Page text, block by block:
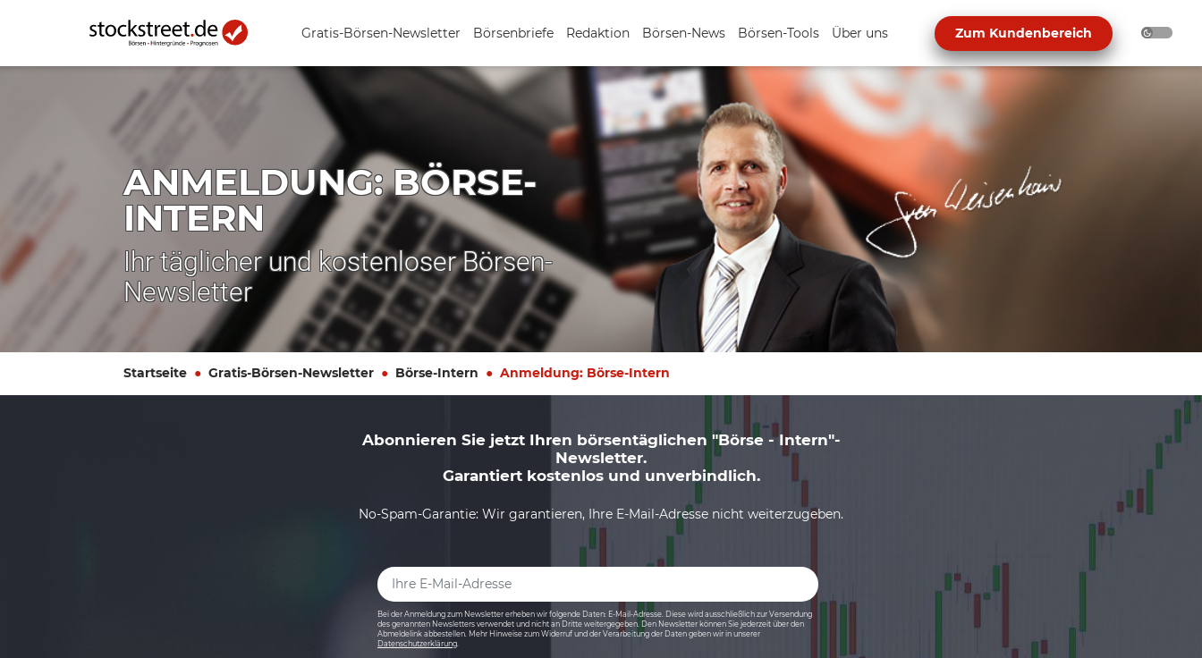
Gratis-Börsen-Newsletter Börsenbriefe Redaktion Börsen-News Börsen-Tools Über uns Zum Kundenbereich
ANMELDUNG: BÖRSE-
INTERN
Ihr täglicher und kostenloser Börsen-
Newsletter
Startseite Gratis-Börsen-Newsletter Börse-Intern Anmeldung: Börse-Intern
Abonnieren Sie jetzt Ihren börsentäglichen "Börse - Intern"-
Newsletter.
Garantiert kostenlos und unverbindlich.
No-Spam-Garantie: Wir garantieren, Ihre E-Mail-Adresse nicht weiterzugeben.
Bei der Anmeldung zum Newsletter erheben wir folgende Daten: E-Mail-Adresse. Diese wird ausschließlich zur Versendung
des genannten Newsletters verwendet und nicht an Dritte weitergegeben. Den Newsletter können Sie jederzeit über den
Abmeldelink abbestellen. Mehr Hinweise zum Widerruf und der Verarbeitung der Daten geben wir in unserer
Datenschutzerklärung